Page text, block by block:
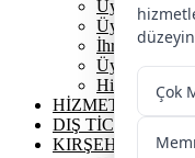
Çok
Üye
Üye Bilgi
İhracat
Üye Başarı
Hizmet
HİZMETLERİMİZ
DIŞ TİCARET
KIRŞEHİR